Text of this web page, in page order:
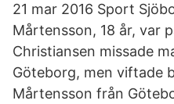
21 mar 2016 Sport
Mårtensson, 18 år, var
Christiansen missade
Göteborg, men viftade
Mårtensson från